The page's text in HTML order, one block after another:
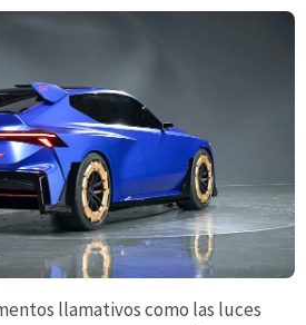
llamativos como las luces